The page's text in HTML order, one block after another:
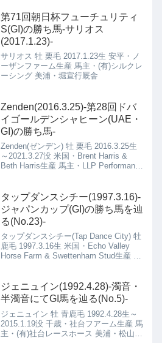
第71回朝日杯フューチュリティ
S(GI)の勝ち馬-サリオス
(2017.1.23)-
サリオス 牡 栗毛 2017.1.23生 安平・ノ
ーザンファーム生産 馬主・(有)シルクレ
ーシング 美浦・堀宣行厩舎
Zenden(2016.3.25)-第28回ドバ
イゴールデンシャヒーン(UAE・
GI)の勝ち馬-
Zenden(ゼンデン) 牡 栗毛 2016.3.25生
～2021.3.27没 米国・Brent Harris &
Beth Harris生産 馬主・LLP Performance
タップダンスシチー(1997.3.16)-
ジャパンカップ(GI)の勝ち馬を辿
る(No.23)-
タップダンスシチー(Tap Dance City) 牡
鹿毛 1997.3.16生 米国・Echo Valley
Horse Farm & Swettenham Stud生産 馬
ジェニュイン(1992.4.28)-濁音・
半濁音にてGI馬を辿る(No.5)-
ジェニュイン 牡 青鹿毛 1992.4.28生～
2015.1.19没 千歳・社台フアーム生産 馬
主・(有)社台レースホース 美浦・松山